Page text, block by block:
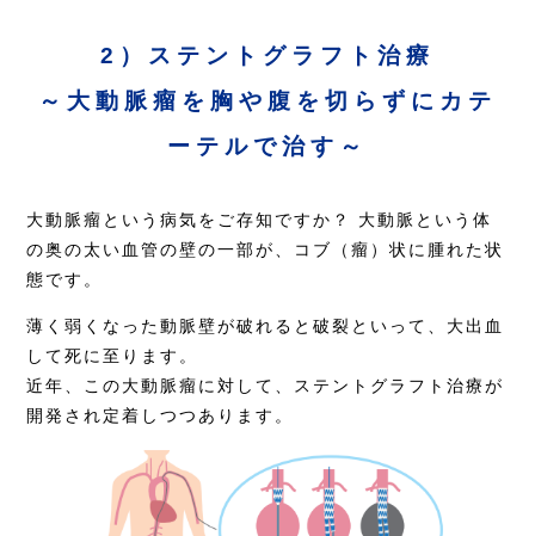
2）ステントグラフト治療
～大動脈瘤を胸や腹を切らずにカテ
ーテルで治す～
大動脈瘤という病気をご存知ですか？ 大動脈という体
の奥の太い血管の壁の一部が、コブ（瘤）状に腫れた状
態です。
薄く弱くなった動脈壁が破れると破裂といって、大出血
して死に至ります。
近年、この大動脈瘤に対して、ステントグラフト治療が
開発され定着しつつあります。